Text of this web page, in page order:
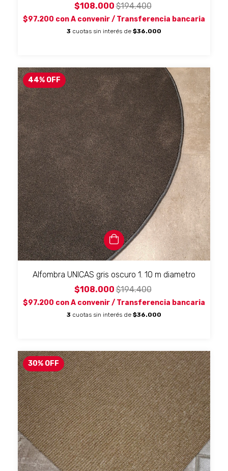
$108.000$194.400
$97.200 conA convenir / Transferencia bancaria
3 cuotas sin interés de $36.000
44% OFF
Alfombra UNICAS gris oscuro 1. 10 m diametro
$108.000$194.400
$97.200 conA convenir / Transferencia bancaria
3 cuotas sin interés de $36.000
30% OFF